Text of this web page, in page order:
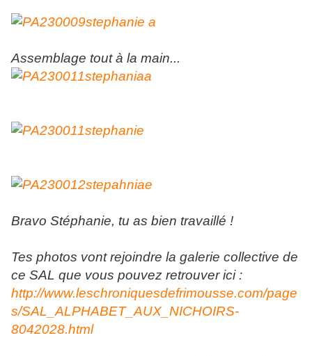
Assemblage tout à la main...
Bravo Stéphanie, tu as bien travaillé !
Tes photos vont rejoindre la galerie collective de
ce SAL que vous pouvez retrouver ici :
http://www.leschroniquesdefrimousse.com/page
s/SAL_ALPHABET_AUX_NICHOIRS-
8042028.html